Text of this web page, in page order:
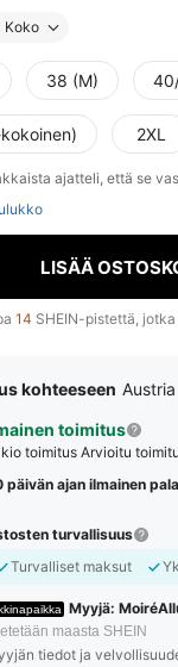
Koko
38 (M)
2XL
ajatteli, että se
LISÄÄ
14 SHEIN-pistettä,
kohteeseen Austria
toimitus
toimitusArvioitu
päivän ajan ilmainen
turvallisuus
Turvalliset maksut
Myyjä:
maasta SHEIN
tiedot ja